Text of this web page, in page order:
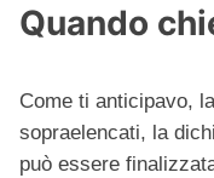
Quando
Come ti anticipavo,
sopraelencati, la
può essere